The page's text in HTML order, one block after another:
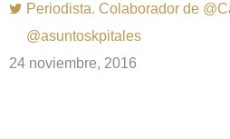
Periodista. Colaborador de
@asuntoskpitales
24 noviembre, 2016